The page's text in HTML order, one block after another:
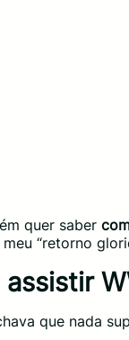
quer saber
“retorno
assistir
que nada